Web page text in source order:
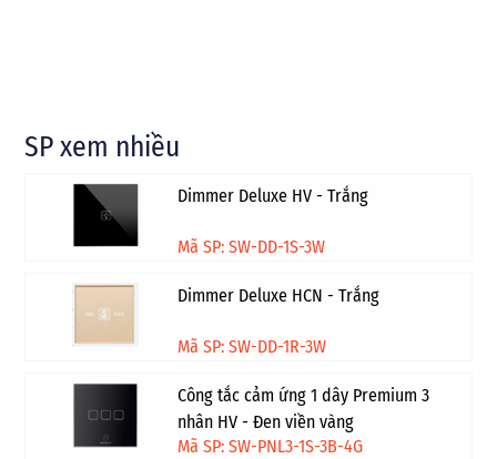
SP xem nhiều
Dimmer Deluxe HV - Trắng
Mã SP: SW-DD-1S-3W
Dimmer Deluxe HCN - Trắng
Mã SP: SW-DD-1R-3W
Công tắc cảm ứng 1 dây Premium 3
nhân HV - Đen viền vàng
Mã SP: SW-PNL3-1S-3B-4G